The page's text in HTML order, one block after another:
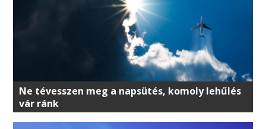
Ne tévesszen meg a napsütés, komoly lehűlés
vár ránk